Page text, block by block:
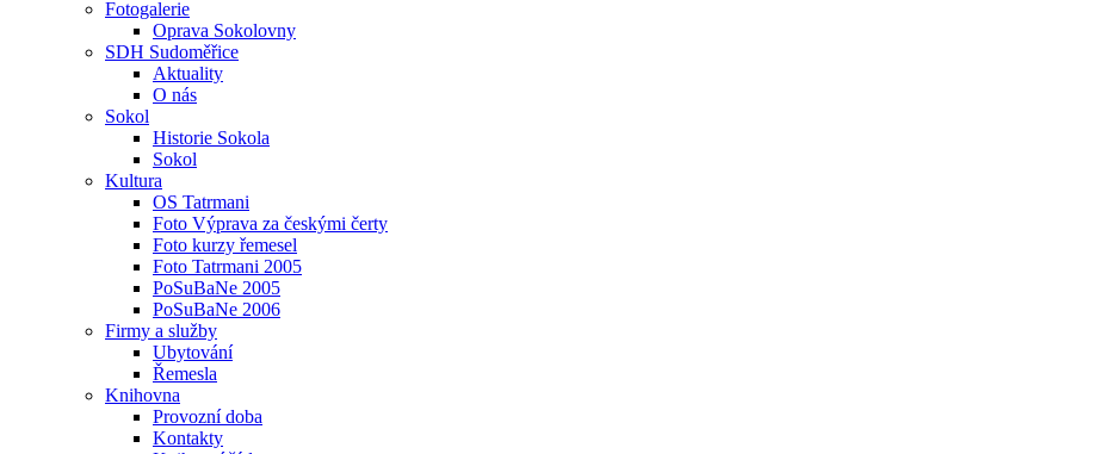
Fotogalerie
Oprava Sokolovny
SDH Sudoměřice
Aktuality
O nás
Sokol
Historie Sokola
Sokol
Kultura
OS Tatrmani
Foto Výprava za českými čerty
Foto kurzy řemesel
Foto Tatrmani 2005
PoSuBaNe 2005
PoSuBaNe 2006
Firmy a služby
Ubytování
Řemesla
Knihovna
Provozní doba
Kontakty